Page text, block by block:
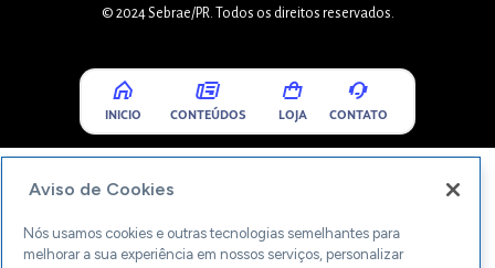
© 2024 Sebrae/PR. Todos os direitos reservados.
INICIO CONTEÚDOS LOJA CONTATO
Aviso de Cookies
Nós usamos cookies e outras tecnologias semelhantes para
melhorar a sua experiência em nossos serviços, personalizar